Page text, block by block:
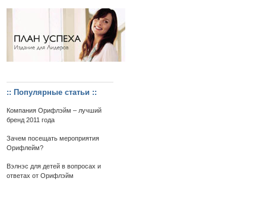
:: Популярные статьи ::
Компания Орифлэйм – лучший
бренд 2011 года
Зачем посещать мероприятия
Орифлейм?
Вэлнэс для детей в вопросах и
ответах от Орифлэйм